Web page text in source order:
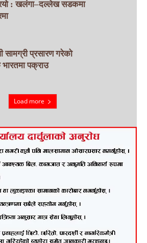
: खलंगा–दल्लेख सडकमा
सामग्री प्रसारण गरेको
पक्राउ
Load more